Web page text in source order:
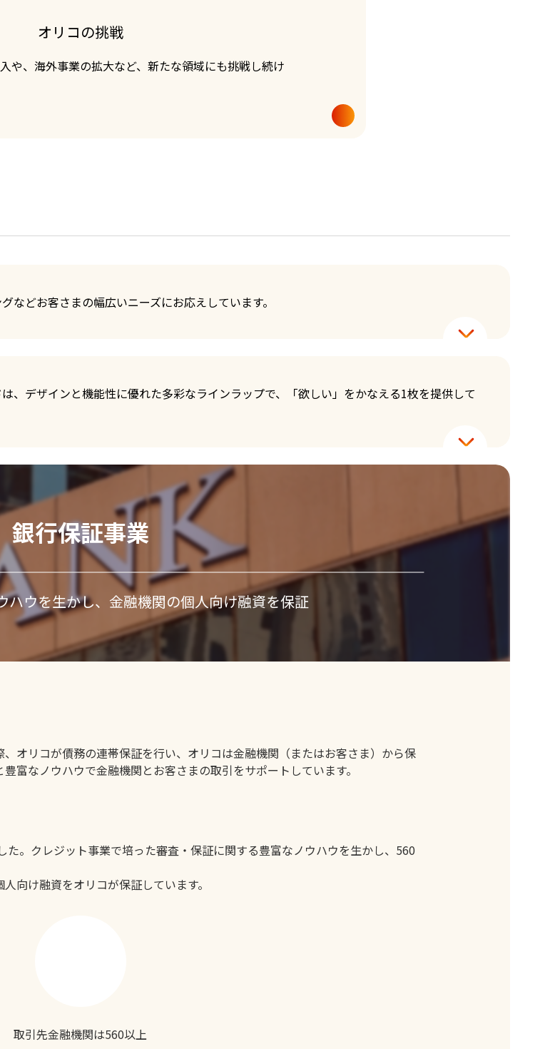
オリコの挑戦
や、海外事業の拡大など、新たな領域にも挑戦し続け
などお客さまの幅広いニーズにお応えしています。
、デザインと機能性に優れた多彩なラインラップで、「欲しい」をかなえる1枚を提供して
銀行保証事業
ハウを生かし、金融機関の個人向け融資を保証
オリコが債務の連帯保証を行い、オリコは金融機関（またはお客さま）から保
富なノウハウで金融機関とお客さまの取引をサポートしています。
。クレジット事業で培った審査・保証に関する豊富なノウハウを生かし、560
向け融資をオリコが保証しています。
取引先金融機関は560以上